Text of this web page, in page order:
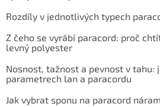
Rozdíly v jednotlivých typech
Z čeho se vyrábí paracord: proč
levný polyester
Nosnost, tažnost a pevnost v tahu:
parametrech lan a paracordu
Jak vybrat sponu na paracord